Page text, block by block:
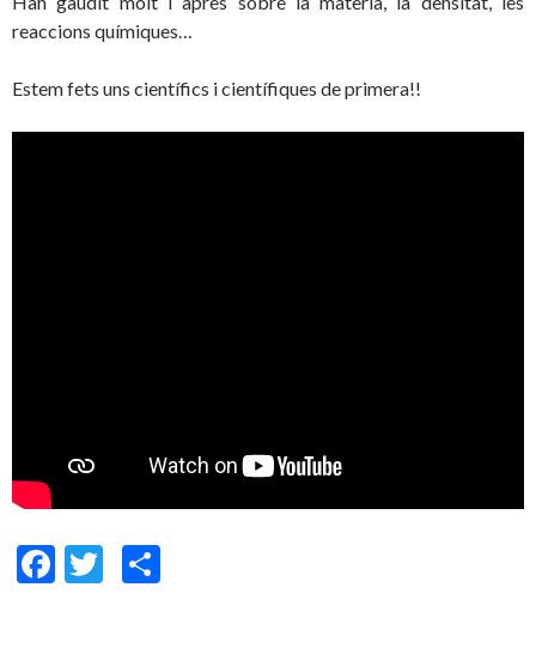
reaccions químiques…
Estem fets uns científics i científiques de primera!!
F
T